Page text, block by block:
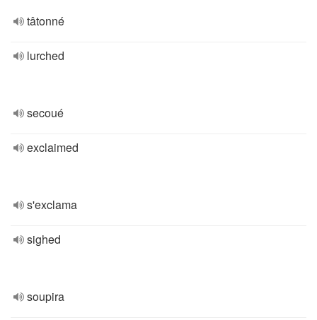
tâtonné
lurched
secoué
exclaimed
s'exclama
sighed
soupira